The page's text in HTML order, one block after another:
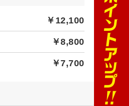
￥12,100
￥8,800
￥7,700